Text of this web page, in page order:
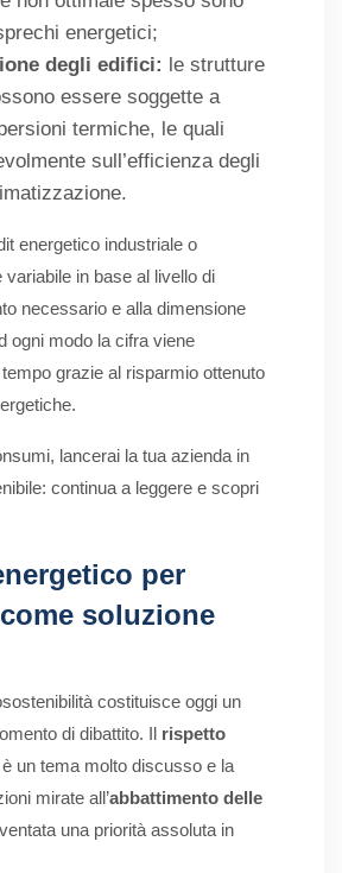
energetici;
degli edifici: le strutture
essere soggette a
termiche, le quali
sull’efficienza degli
energetico industriale o
in base al livello di
necessario e alla dimensione
ogni modo la cifra viene
grazie al risparmio ottenuto
lancerai la tua azienda in
continua a leggere e scopri
per
soluzione
costituisce oggi un
di dibattito. Il rispetto
è un tema molto discusso e la
mirate all’abbattimento delle
una priorità assoluta in